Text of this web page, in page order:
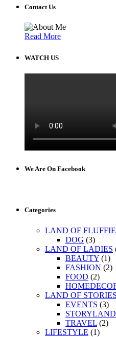
Contact Us
Read More
WATCH US
We Are On Facebook
Categories
LAND OF
DOG (3)
LAND OF LADIES
BEAUTY (1)
FASHION (2)
FOOD (2)
LAND OF STORIES
EVENTS (3)
STORYLAND
TRAVEL (2)
LIFESTYLE (1)